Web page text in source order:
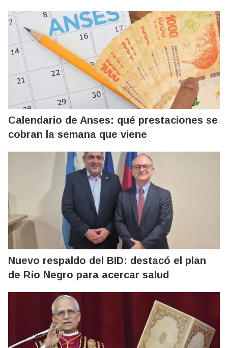
Calendario de Anses: qué prestaciones se
cobran la semana que viene
Nuevo respaldo del BID: destacó el plan
de Río Negro para acercar salud